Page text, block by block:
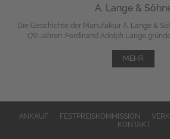
A. Lange &
Die Geschichte der Manufaktur A. Lange &
170 Jahren. Ferdinand Adolph Lange
MEHR
ANKAUF FESTPREISKOMMISSION
KONTAKT